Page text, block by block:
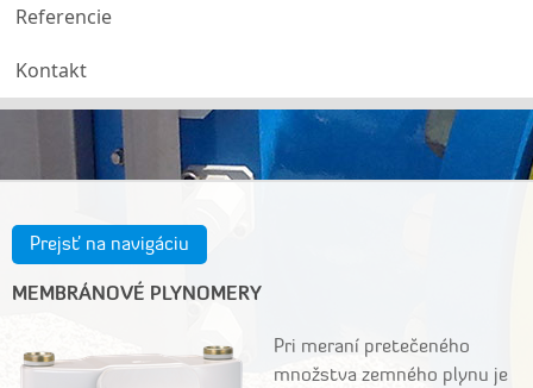
Referencie
Kontakt
Prejsť na navigáciu
MEMBRÁNOVÉ PLYNOMERY
Pri meraní pretečeného
množstva zemného plynu je